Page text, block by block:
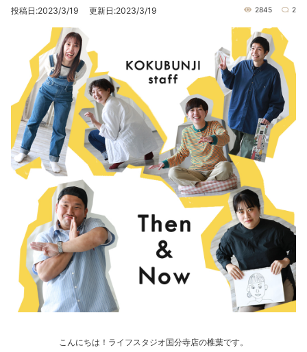
投稿日:2023/3/19 更新日:2023/3/19 2845 2
こんにちは！ライフスタジオ国分寺店の椎葉です。